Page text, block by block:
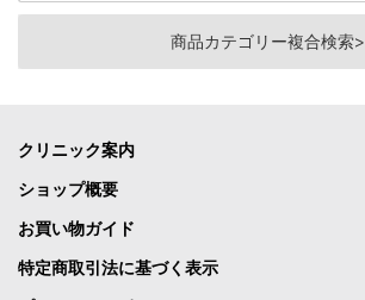
商品カテゴリー複合検索>
クリニック案内
ショップ概要
お買い物ガイド
特定商取引法に基づく表示